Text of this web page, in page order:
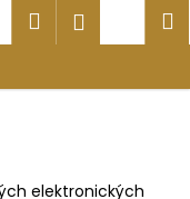
Hledat
elektronických